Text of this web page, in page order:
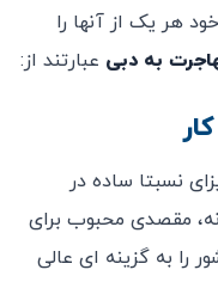
هر یک از آنها را
به دبی عبارتند از:
نسبتا ساده در
مقصدی محبوب برای
را به گزینه ای عالی